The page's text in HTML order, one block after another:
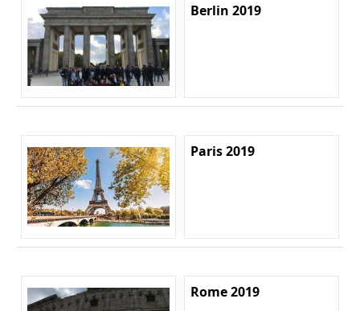
Berlin 2019
Paris 2019
Rome 2019